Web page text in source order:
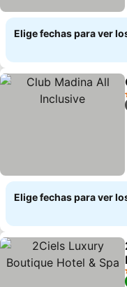
Elige fechas para ver
Elige fechas para ver